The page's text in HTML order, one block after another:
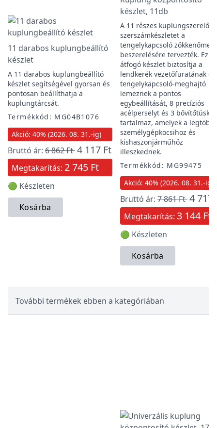
11 darabos kuplungbeállító
készlet
A 11 darabos kuplungbeállító
készlet segítségével gyorsan és
pontosan beállíthatja a
kuplungtárcsát.
Termékkód: MG04B1076
Akció: 40% (2026. 08. 31.-ig)
Bruttó ár: 6 862 Ft4 117 Ft
Megtakarítás: 2 745 Ft
🟢 Készleten
Kosárba
készlet, 11db
A 11 részes kuplungszerelő
szerszámkészletet a
tengelykapcsoló
beszerelésére tervezték. Ez az
átfogó készlet biztosítja a
lendkerék vezetőfuratának és
tengelykapcsoló-meghajtó
lemeznek a pontos
egybeállítását, 8 precíziós
acélperselyt és 3 bővítőtüskét
tartalmaz, amelyek a legtöbb
személygépkocsihoz és
kishaszonjárműhöz
illeszkednek.
Termékkód: MG99475
Akció: 40% (2026. 08. 31.-ig)
Bruttó ár: 7 861 Ft4 717
Megtakarítás: 3 144 Ft
🟢 Készleten
Kosárba
További termékek ebben a kategóriában